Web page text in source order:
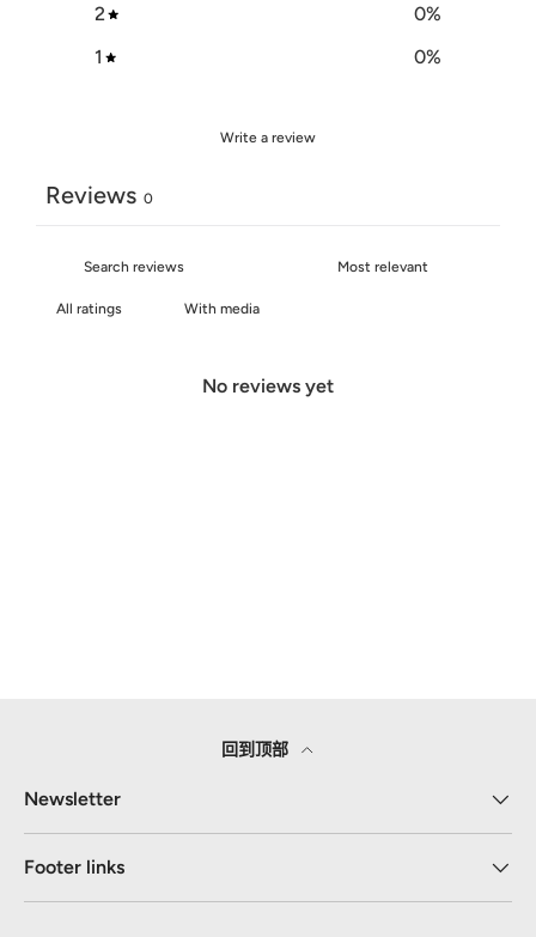
2
0%
1
0%
Write a review
Reviews 0
With media
No reviews yet
回到顶部
Newsletter
Footer links